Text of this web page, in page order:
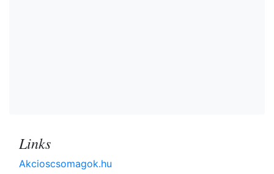
Links
Akcioscsomagok.hu